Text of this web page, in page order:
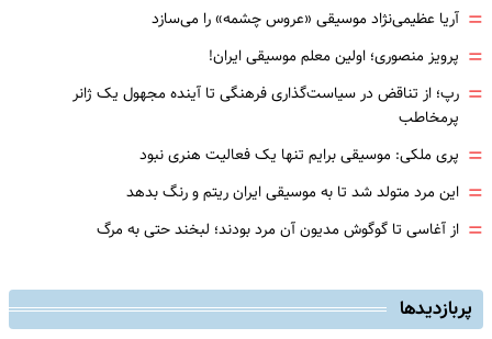
= آریا عظیمی‌نژاد موسیقی «عروس چشمه» را می‌سازد
= پرویز منصوری؛ اولین معلم موسیقی ایران!
= رپ؛ از تناقض در سیاست‌گذاری فرهنگی تا آینده مجهول یک ژانر
پرمخاطب
= پری ملکی: موسیقی برایم تنها یک فعالیت هنری نبود
= این مرد متولد شد تا به موسیقی ایران ریتم و رنگ بدهد
= از آغاسی تا گوگوش مدیون آن مرد بودند؛ لبخند حتی به مرگ
پربازدیدها